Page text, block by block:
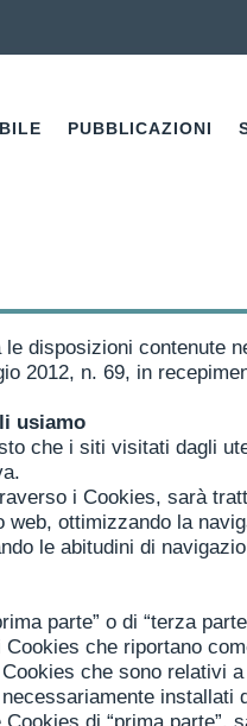
PUBBLICAZIONI
le disposizioni
2012, n. 69, in
usiamo
che i siti visitati dagli
i Cookies, sarà
ottimizzando la
le abitudini di
parte” o di “terza
che riportano
che sono relativi